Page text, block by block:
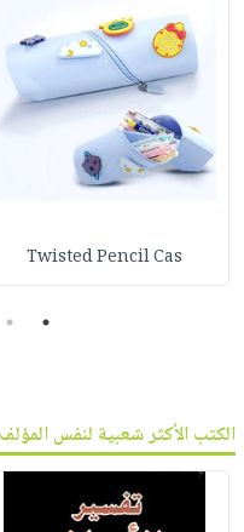
Twisted Pencil Cas
1
2
الكتب الأكثر شعبية لنفس